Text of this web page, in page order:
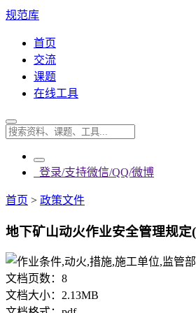
规范库
首页
交流
课题
在线工具
登录/支持微信/QQ/微博
首页 > 政策文件
地下矿山动火作业安全管理规
文档页数： 8
文档大小： 2.13MB